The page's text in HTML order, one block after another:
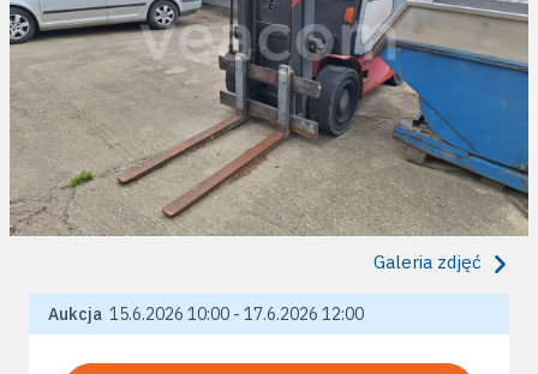
Galeria zdjęć
Aukcja 15.6.2026 10:00 - 17.6.2026 12:00